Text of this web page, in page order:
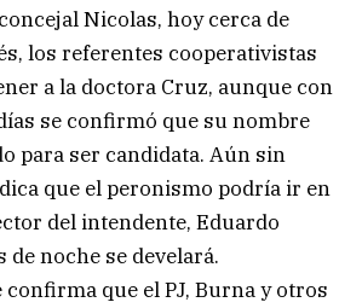
Nicolas, hoy cerca de
los referentes cooperativistas
a la doctora Cruz, aunque con
se confirmó que su nombre
para ser candidata. Aún sin
que el peronismo podría ir en
del intendente, Eduardo
de noche se develará.
que el PJ, Burna y otros